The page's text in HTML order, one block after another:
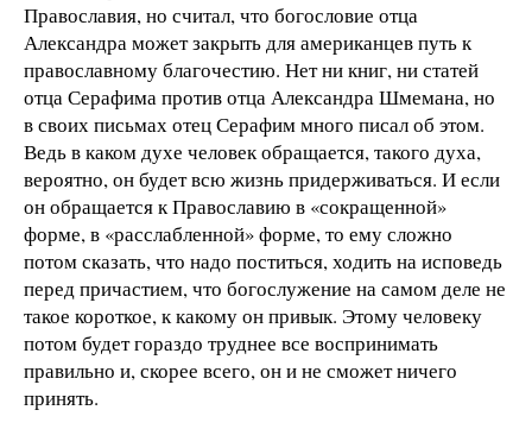
Православия, но считал, что богословие отца
Александра может закрыть для американцев путь к
православному благочестию. Нет ни книг, ни статей
отца Серафима против отца Александра Шмемана, но
в своих письмах отец Серафим много писал об этом.
Ведь в каком духе человек обращается, такого духа,
вероятно, он будет всю жизнь придерживаться. И если
он обращается к Православию в «сокращенной»
форме, в «расслабленной» форме, то ему сложно
потом сказать, что надо поститься, ходить на исповедь
перед причастием, что богослужение на самом деле не
такое короткое, к какому он привык. Этому человеку
потом будет гораздо труднее все воспринимать
правильно и, скорее всего, он и не сможет ничего
принять.